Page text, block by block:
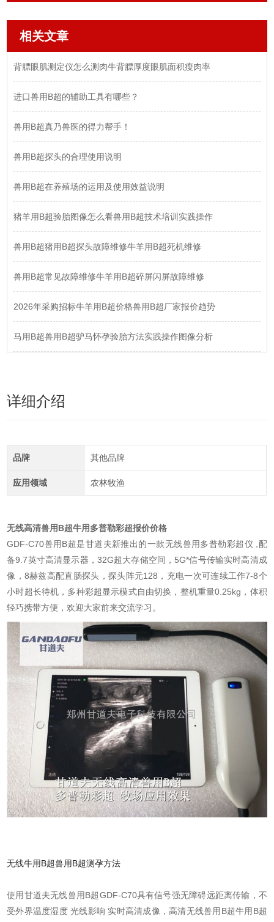
相关文章
背膘眼肌测定仪怎么测肉牛背膘厚度眼肌面积瘦肉率
进口兽用B超的辅助工具有哪些？
兽用B超真乃兽医的得力帮手！
兽用B超探头的合理使用说明
兽用B超在养殖场的运用及使用效益说明
猪羊用B超验胎图像怎么看兽用B超技术培训实践操作
兽用B超猪用B超探头故障维修牛羊用B超死机维修
兽用B超常见故障维修牛羊用B超碎屏闪屏故障维修
2026年采购招标牛羊用B超价格兽用B超厂家报价趋势
马用B超兽用B超驴马怀孕验胎方法实践操作图像分析
详细介绍
品牌 其他品牌
应用领域 农林牧渔
无线高清兽用B超牛用多普勒彩超报价价格
GDF-C70兽用B超是甘道夫新推出的一款无线兽用多普勒彩超仪 ,配
备9.7英寸高清显示器，32G超大存储空间，5G*信号传输实时高清成
像，8赫兹高配直肠探头，探头阵元128，充电一次可连续工作7-8个
小时超长待机，多种彩超显示模式自由切换，整机重量0.25kg，体积
轻巧携带方便，欢迎大家前来交流学习。
无线牛用B超兽用B超测孕方法
使用甘道夫无线兽用B超GDF-C70具有信号强无障碍远距离传输，不
受外界温度湿度 光线影响 实时高清成像，高清无线兽用B超牛用B超